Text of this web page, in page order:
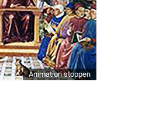
Animation stoppen